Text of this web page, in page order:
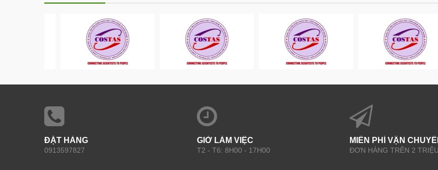
ĐẶT HÀNG
0913597827
GIỜ LÀM VIỆC
T2 - T6: 8H00 - 17H00
MIỄN PHÍ VẬN
ĐƠN HÀNG TRÊN 2 TRIỆU